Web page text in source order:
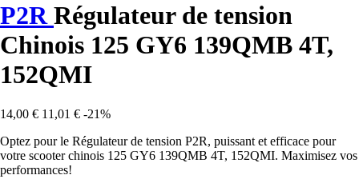
P2RRégulateur de tension
Chinois 125 GY6 139QMB 4T,
152QMI
14,00 € 11,01 € -21%
Optez pour le Régulateur de tension P2R, puissant et efficace pour
votre scooter chinois 125 GY6 139QMB 4T, 152QMI. Maximisez vos
performances!